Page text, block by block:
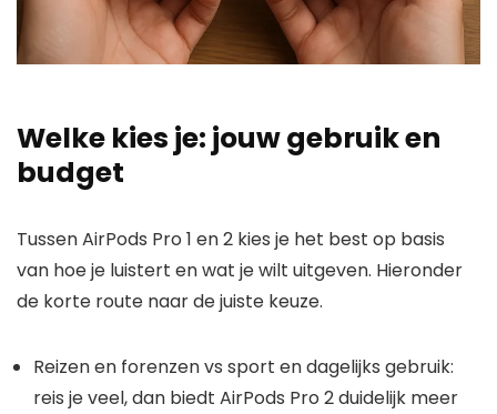
Welke kies je: jouw gebruik en
budget
Tussen AirPods Pro 1 en 2 kies je het best op basis
van hoe je luistert en wat je wilt uitgeven. Hieronder
de korte route naar de juiste keuze.
Reizen en forenzen vs sport en dagelijks gebruik:
reis je veel, dan biedt AirPods Pro 2 duidelijk meer